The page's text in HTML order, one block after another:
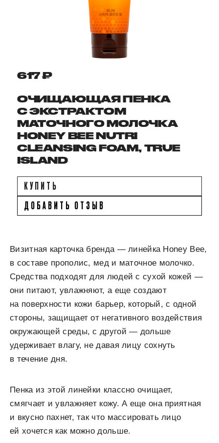
617 ₽
ОЧИЩАЮЩАЯ ПЕНКА
С ЭКСТРАКТОМ
МАТОЧНОГО МОЛОЧКА
HONEY BEE NUTRI
CLEANSING FOAM, TRUE
ISLAND
КУПИТЬ
ДОБАВИТЬ ОТЗЫВ
Визитная карточка бренда — линейка Honey Bee,
в составе прополис, мед и маточное молочко.
Средства подходят для людей с сухой кожей —
они питают, увлажняют, а еще создают
на поверхности кожи барьер, который, с одной
стороны, защищает от негативного воздействия
окружающей среды, с другой — дольше
удерживает влагу, не давая лицу сохнуть
в течение дня.
Пенка из этой линейки классно очищает,
смягчает и увлажняет кожу. А еще она приятная
и вкусно пахнет, так что массировать лицо
ей хочется как можно дольше.